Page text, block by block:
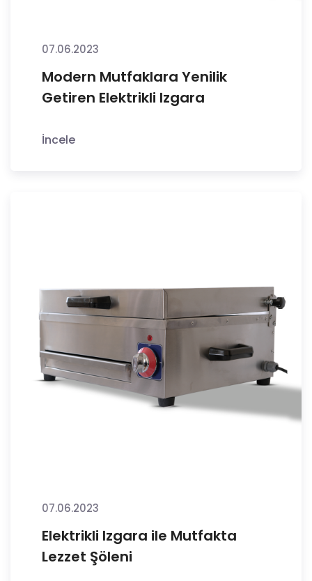
07.06.2023
Modern Mutfaklara Yenilik
Getiren Elektrikli Izgara
İncele
07.06.2023
Elektrikli Izgara ile Mutfakta
Lezzet Şöleni